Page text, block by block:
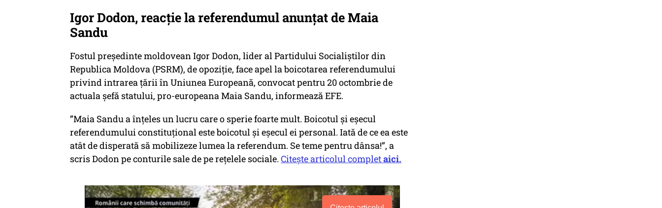
Igor Dodon, reacție la referendumul anunțat de Maia
Sandu
Fostul președinte moldovean Igor Dodon, lider al Partidului Socialiștilor din
Republica Moldova (PSRM), de opoziţie, face apel la boicotarea referendumului
privind intrarea ţării în Uniunea Europeană, convocat pentru 20 octombrie de
actuala șefă statului, pro-europeana Maia Sandu, informează EFE.
”Maia Sandu a înţeles un lucru care o sperie foarte mult. Boicotul și eșecul
referendumului constituţional este boicotul și eșecul ei personal. Iată de ce ea este
atât de disperată să mobilizeze lumea la referendum. Se teme pentru dânsa!”, a
scris Dodon pe conturile sale de pe rețelele sociale. Citește articolul completaici.